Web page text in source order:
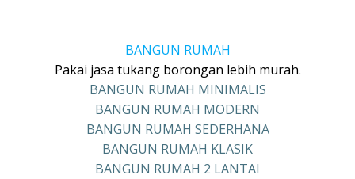
BANGUN RUMAH
Pakai jasa tukang borongan lebih murah.
BANGUN RUMAH MINIMALIS
BANGUN RUMAH MODERN
BANGUN RUMAH SEDERHANA
BANGUN RUMAH KLASIK
BANGUN RUMAH 2 LANTAI